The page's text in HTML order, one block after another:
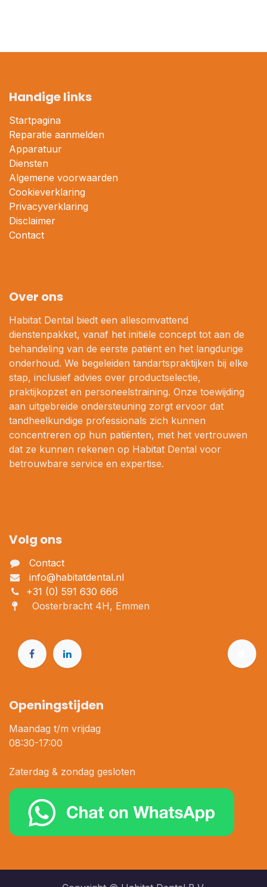
Handige links
Startpagina
Reparatie aanmelden
Apparatuur
Diensten
Algemene voorwaarden
Cookieverklaring
Privacyverklaring
Disclaimer
Contact
Over ons
Habitat Dental biedt een allesomvattend
dienstenpakket, vanaf het initiële concept tot aan de
behandeling van de eerste patiënt en het langdurige
onderhoud. We begeleiden tandartspraktijken bij elke
stap, inclusief advies over productselectie,
praktijkopzet en personeelstraining. Onze toewijding
aan uitgebreide ondersteuning zorgt ervoor dat
tandheelkundige professionals zich kunnen
concentreren op hun patiënten, met het vertrouwen
dat ze kunnen rekenen op Habitat Dental voor
betrouwbare service en expertise.
Volg ons
Contact
info@habitatdental.nl
+31 (0) 591 630 666
Oosterbracht 4H, Emmen
Openingstijden
Maandag t/m vrijdag
08:30-17:00
Zaterdag & zondag gesloten